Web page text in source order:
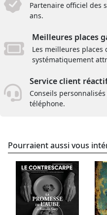
Partenaire officiel des
ans.
Meilleures places
Les meilleures
systématiquement
Service client
Conseils
téléphone.
Pourraient aussi vous